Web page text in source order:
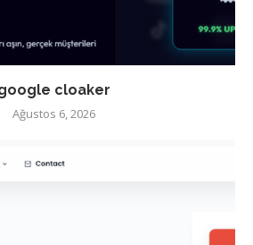
cloaker
Ağustos 6, 2026